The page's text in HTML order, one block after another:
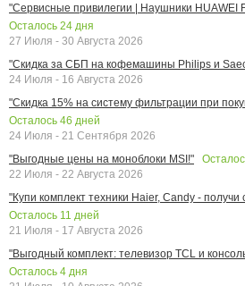
"Сервисные привилегии | Наушники HUAWEI
Осталось 24 дня
27 Июля - 30 Августа 2026
"Скидка за СБП на кофемашины Philips и
24 Июля - 16 Августа 2026
"Скидка 15% на систему фильтрации при
Осталось 46 дней
24 Июля - 21 Сентября 2026
"Выгодные цены на моноблоки MSI!"
22 Июля - 22 Августа 2026
"Купи комплект техники Haier, Candy - получи
Осталось 11 дней
21 Июля - 17 Августа 2026
"Выгодный комплект: телевизор TCL и
Осталось 4 дня